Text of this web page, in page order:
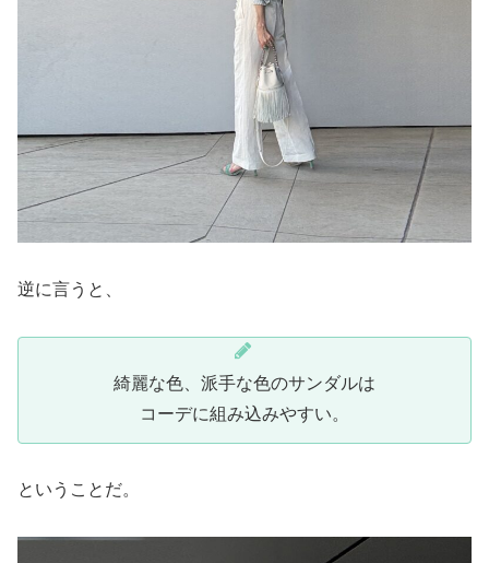
逆に言うと、
綺麗な色、派手な色のサンダルは
コーデに組み込みやすい。
ということだ。